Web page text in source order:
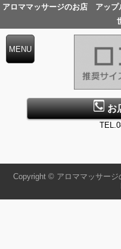
アロママッサージのお店 アップ
お
Copyright © アロママッサー